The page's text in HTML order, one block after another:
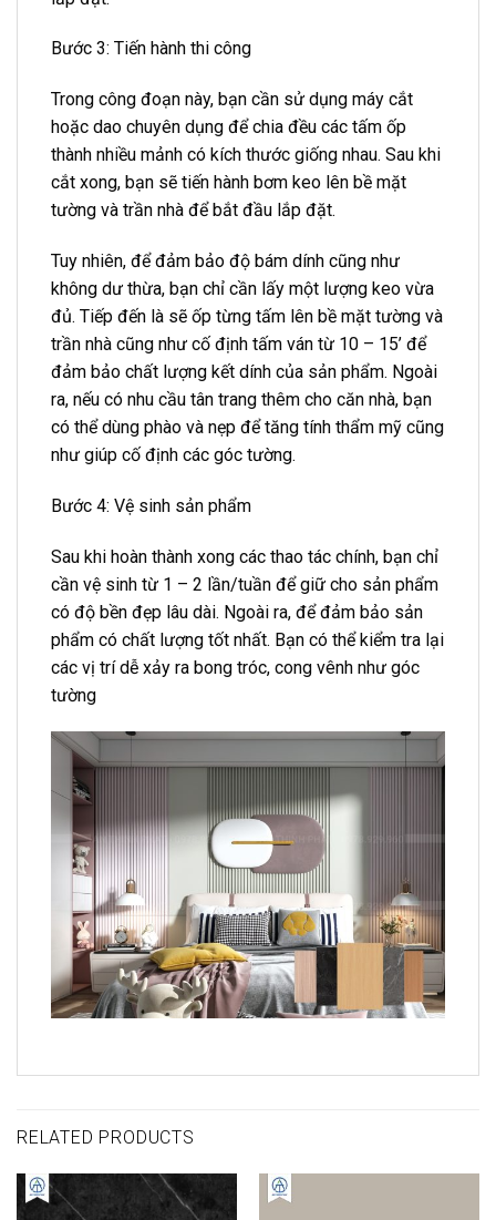
Bước 3: Tiến hành thi công
Trong công đoạn này, bạn cần sử dụng máy cắt
hoặc dao chuyên dụng để chia đều các tấm ốp
thành nhiều mảnh có kích thước giống nhau. Sau khi
cắt xong, bạn sẽ tiến hành bơm keo lên bề mặt
tường và trần nhà để bắt đầu lắp đặt.
Tuy nhiên, để đảm bảo độ bám dính cũng như
không dư thừa, bạn chỉ cần lấy một lượng keo vừa
đủ. Tiếp đến là sẽ ốp từng tấm lên bề mặt tường và
trần nhà cũng như cố định tấm ván từ 10 – 15’ để
đảm bảo chất lượng kết dính của sản phẩm. Ngoài
ra, nếu có nhu cầu tân trang thêm cho căn nhà, bạn
có thể dùng phào và nẹp để tăng tính thẩm mỹ cũng
như giúp cố định các góc tường.
Bước 4: Vệ sinh sản phẩm
Sau khi hoàn thành xong các thao tác chính, bạn chỉ
cần vệ sinh từ 1 – 2 lần/tuần để giữ cho sản phẩm
có độ bền đẹp lâu dài. Ngoài ra, để đảm bảo sản
phẩm có chất lượng tốt nhất. Bạn có thể kiểm tra lại
các vị trí dễ xảy ra bong tróc, cong vênh như góc
tường
RELATED PRODUCTS